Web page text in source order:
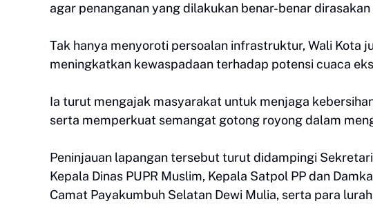
agar penanganan yang dilakukan benar-benar
Tak hanya menyoroti persoalan infrastruktur, Wali Kota
meningkatkan kewaspadaan terhadap potensi cuaca
Ia turut mengajak masyarakat untuk menjaga
serta memperkuat semangat gotong royong dalam
Peninjauan lapangan tersebut turut didampingi
Kepala Dinas PUPR Muslim, Kepala Satpol PP dan
Camat Payakumbuh Selatan Dewi Mulia, serta para